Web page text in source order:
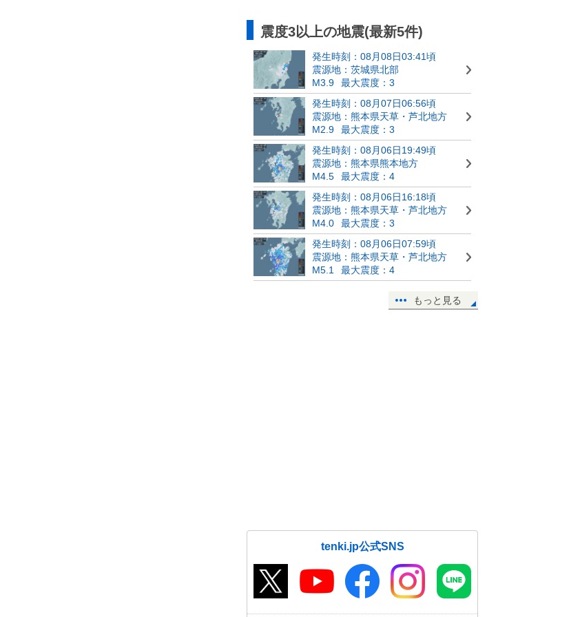
震度3以上の地震(最新5件)
発生時刻：08月08日03:41頃
震源地：茨城県北部
M3.9
最大震度：3
発生時刻：08月07日06:56頃
震源地：熊本県天草・芦北地方
M2.9
最大震度：3
発生時刻：08月06日19:49頃
震源地：熊本県熊本地方
M4.5
最大震度：4
発生時刻：08月06日16:18頃
震源地：熊本県天草・芦北地方
M4.0
最大震度：3
発生時刻：08月06日07:59頃
震源地：熊本県天草・芦北地方
M5.1
最大震度：4
もっと見る
tenki.jp公式SNS